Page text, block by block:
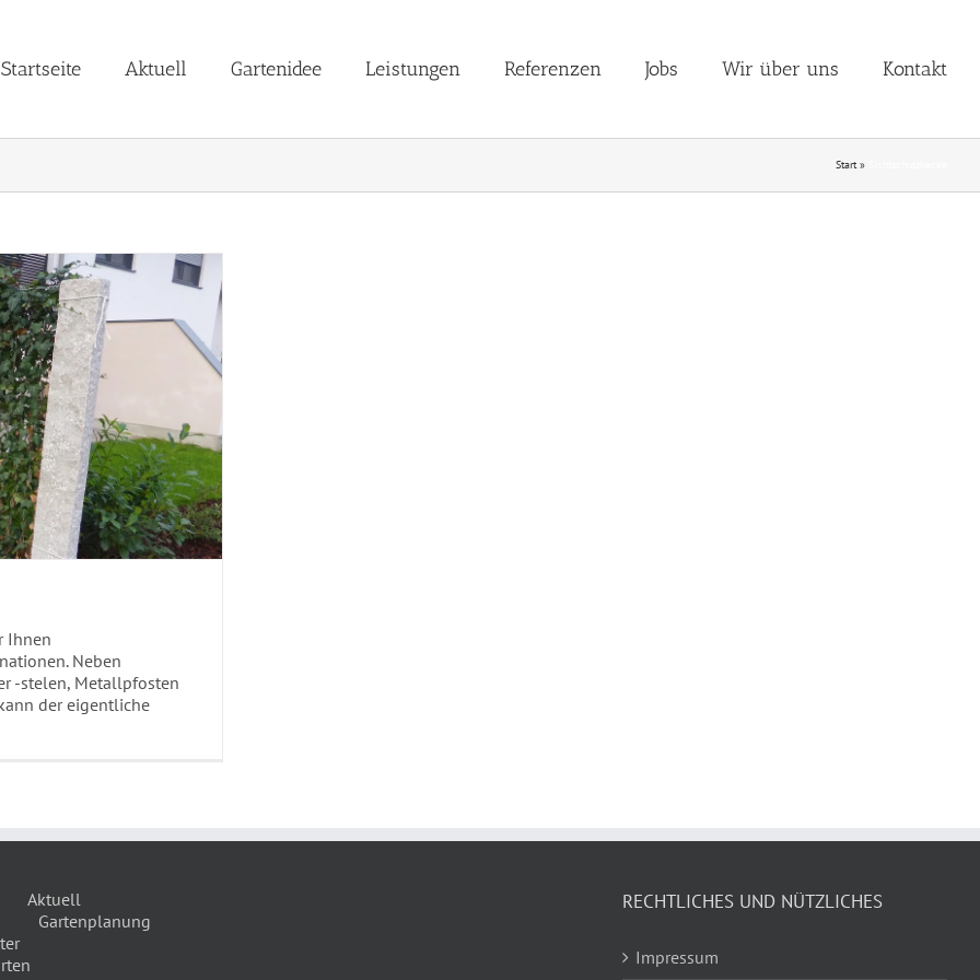
Startseite Aktuell Gartenidee Leistungen Referenzen Jobs Wir über uns Kontakt
Start»
Ihnen
Neben
-stelen, Metallpfosten
der eigentliche
Aktuell
Gartenplanung
RECHTLICHES UND NÜTZLICHES
Impressum